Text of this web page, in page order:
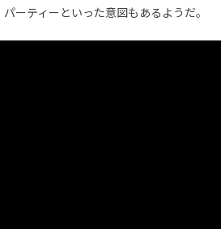
ーティーといった意図もあるようだ。